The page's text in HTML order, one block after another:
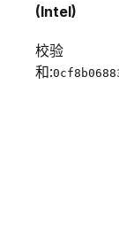
(Intel)
校验
和: